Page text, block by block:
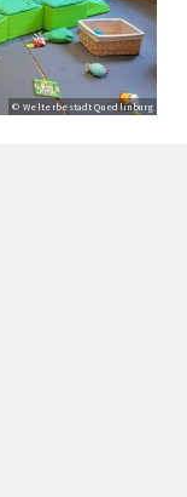
© Welterbestadt Quedlinburg